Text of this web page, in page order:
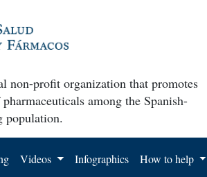
non-profit organization that promotes
among the Spanish-
population.
Videos Infographics How to help